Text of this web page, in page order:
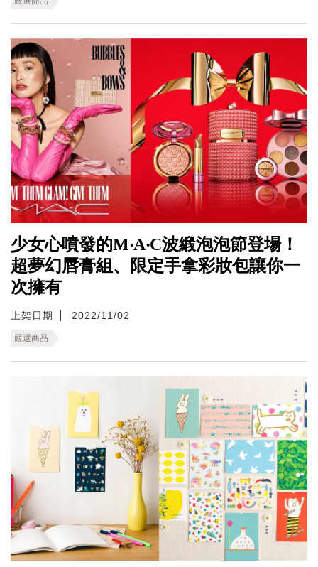
少女心噴發的M‧A‧C波緞泡泡節登場！
超夢幻唇膏組、限定手拿彩妝包讓你一
次擁有
上架日期 2022/11/02
嚴選商品